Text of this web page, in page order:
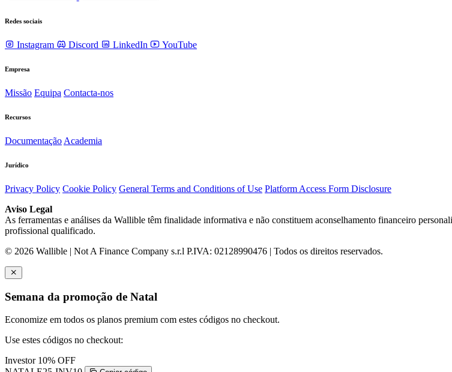
Redes sociais
Instagram Discord LinkedIn YouTube
Empresa
Missão Equipa Contacta-nos
Recursos
Documentação Academia
Jurídico
Privacy Policy Cookie Policy General Terms and Conditions of Use Platform Access Form Disclosure
Aviso Legal
As ferramentas e análises da Wallible têm finalidade informativa e não constituem aconselhamento financeiro
profissional qualificado.
© 2026 Wallible | Not A Finance Company s.r.l P.IVA: 02128990476 | Todos os direitos reservados.
Semana da promoção de Natal
Economize em todos os planos premium com estes códigos no checkout.
Use estes códigos no checkout:
Investor 10% OFF